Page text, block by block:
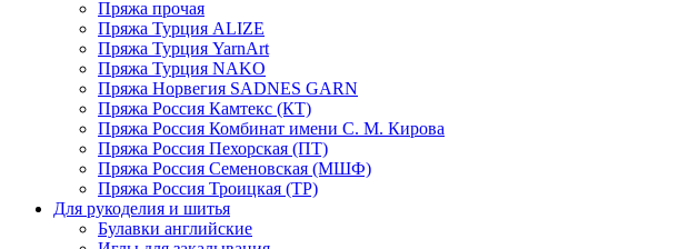
Пряжа прочая
Пряжа Турция ALIZE
Пряжа Турция YarnArt
Пряжа Турция NAKO
Пряжа Норвегия SADNES GARN
Пряжа Россия Камтекс (КТ)
Пряжа Россия Комбинат имени С. М. Кирова
Пряжа Россия Пехорская (ПТ)
Пряжа Россия Семеновская (МШФ)
Пряжа Россия Троицкая (ТР)
Для рукоделия и шитья
Булавки английские